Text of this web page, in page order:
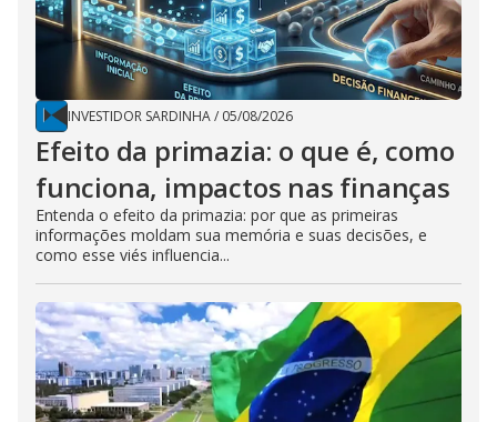
INVESTIDOR SARDINHA/ 05/08/2026
Efeito da primazia: o que é, como
funciona, impactos nas finanças
Entenda o efeito da primazia: por que as primeiras
informações moldam sua memória e suas decisões, e
como esse viés influencia...